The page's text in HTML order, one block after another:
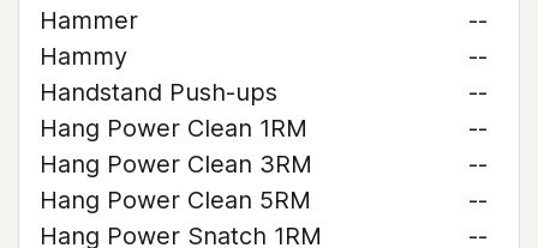
Hammer
--
Hammy
--
Handstand Push-ups
--
Hang Power Clean 1RM
--
Hang Power Clean 3RM
--
Hang Power Clean 5RM
--
Hang Power Snatch 1RM
--